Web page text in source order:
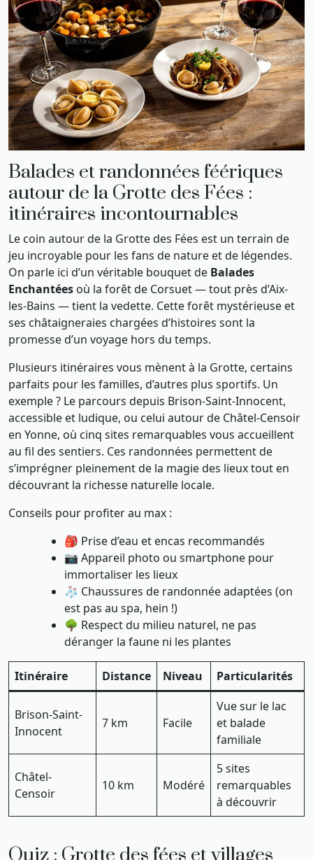
Balades et randonnées féériques
autour de la Grotte des Fées :
itinéraires incontournables
Le coin autour de la Grotte des Fées est un terrain de
jeu incroyable pour les fans de nature et de légendes.
On parle ici d’un véritable bouquet de Balades
Enchantées où la forêt de Corsuet — tout près d’Aix-
les-Bains — tient la vedette. Cette forêt mystérieuse et
ses châtaigneraies chargées d’histoires sont la
promesse d’un voyage hors du temps.
Plusieurs itinéraires vous mènent à la Grotte, certains
parfaits pour les familles, d’autres plus sportifs. Un
exemple ? Le parcours depuis Brison-Saint-Innocent,
accessible et ludique, ou celui autour de Châtel-Censoir
en Yonne, où cinq sites remarquables vous accueillent
au fil des sentiers. Ces randonnées permettent de
s’imprégner pleinement de la magie des lieux tout en
découvrant la richesse naturelle locale.
Conseils pour profiter au max :
🎒 Prise d’eau et encas recommandés
📷 Appareil photo ou smartphone pour
immortaliser les lieux
🧦 Chaussures de randonnée adaptées (on
est pas au spa, hein !)
🌳 Respect du milieu naturel, ne pas
déranger la faune ni les plantes
Itinéraire Distance Niveau Particularités
Brison-Saint-
Innocent
7 km Facile
Vue sur le lac
et balade
familiale
Châtel-
Censoir
10 km Modéré
5 sites
remarquables
à découvrir
Quiz : Grotte des fées et villages